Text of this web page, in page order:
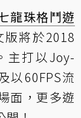
龍珠格鬥遊
版將於2018
主打以Joy-
以60FPS流
面，更多遊